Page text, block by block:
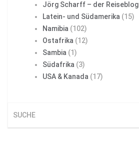
Jörg Scharff – der Reiseblog
Latein- und Südamerika (15)
Namibia (102)
Ostafrika (12)
Sambia (1)
Südafrika (3)
USA & Kanada (17)